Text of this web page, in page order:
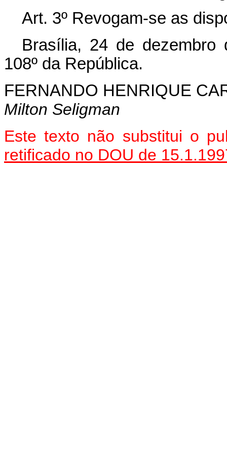
Art. 3º Revogam-se as
Brasília, 24 de dezembro
108º da República.
FERNANDO HENRIQUE
Milton Seligman
Este texto não substitui o
retificado no DOU de